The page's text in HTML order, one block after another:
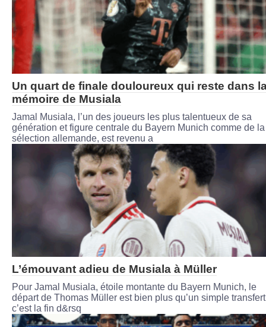
Un quart de finale douloureux qui reste dans
mémoire de Musiala
Jamal Musiala, l’un des joueurs les plus talentueux de sa
génération et figure centrale du Bayern Munich comme de la
sélection allemande, est revenu a
L’émouvant adieu de Musiala à Müller
Pour Jamal Musiala, étoile montante du Bayern Munich, le
départ de Thomas Müller est bien plus qu’un simple
c’est la fin d&rsq